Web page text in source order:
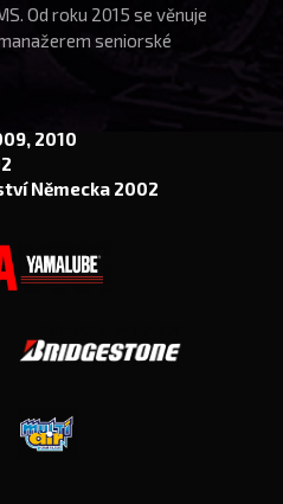
Od roku 2015 se věnuje
seniorské
2010
Německa 2002